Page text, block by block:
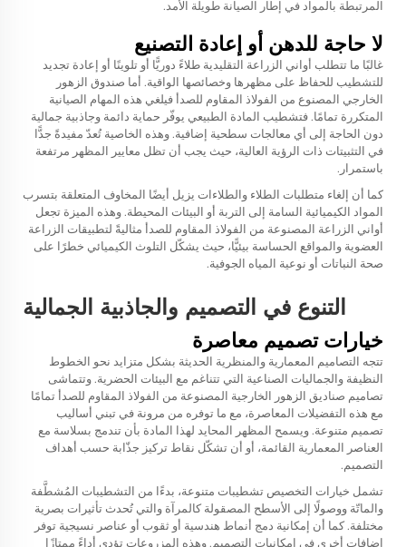
المرتبطة بالمواد في إطار الصيانة طويلة الأمد.
لا حاجة للدهن أو إعادة التصنيع
غالبًا ما تتطلب أواني الزراعة التقليدية طلاءً دوريًّا أو تلوينًا أو إعادة تجديد
للتشطيب للحفاظ على مظهرها وخصائصها الواقية. أما صندوق الزهور
الخارجي المصنوع من الفولاذ المقاوم للصدأ فيلغي هذه المهام الصيانية
المتكررة تمامًا. فتشطيب المادة الطبيعي يوفّر حماية دائمة وجاذبية جمالية
دون الحاجة إلى أي معالجات سطحية إضافية. وهذه الخاصية تُعدّ مفيدةً جدًّا
في التثبيتات ذات الرؤية العالية، حيث يجب أن تظل معايير المظهر مرتفعة
باستمرار.
كما أن إلغاء متطلبات الطلاء والطلاءات يزيل أيضًا المخاوف المتعلقة بتسرب
المواد الكيميائية السامة إلى التربة أو البيئات المحيطة. وهذه الميزة تجعل
أواني الزراعة المصنوعة من الفولاذ المقاوم للصدأ مثاليةً لتطبيقات الزراعة
العضوية والمواقع الحساسة بيئيًّا، حيث يشكّل التلوث الكيميائي خطرًا على
صحة النباتات أو نوعية المياه الجوفية.
التنوع في التصميم والجاذبية الجمالية
خيارات تصميم معاصرة
تتجه التصاميم المعمارية والمنظرية الحديثة بشكل متزايد نحو الخطوط
النظيفة والجماليات الصناعية التي تتناغم مع البيئات الحضرية. وتتماشى
تصاميم صناديق الزهور الخارجية المصنوعة من الفولاذ المقاوم للصدأ تمامًا
مع هذه التفضيلات المعاصرة، مع ما توفره من مرونة في تبني أساليب
تصميم متنوعة. ويسمح المظهر المحايد لهذا المادة بأن تندمج بسلاسة مع
العناصر المعمارية القائمة، أو أن تشكّل نقاط تركيز جذّابة حسب أهداف
التصميم.
تشمل خيارات التخصيص تشطيبات متنوعة، بدءًا من التشطيبات المُشطَّفة
والماتّة ووصولًا إلى الأسطح المصقولة كالمرآة والتي تُحدث تأثيرات بصرية
مختلفة. كما أن إمكانية دمج أنماط هندسية أو ثقوب أو عناصر نسيجية توفر
إضافاتٍ أخرى في إمكانيات التصميم. وهذه المزروعات تؤدي أداءً ممتازًا